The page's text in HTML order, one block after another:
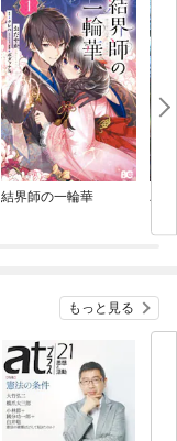
結界師の一輪華
バ
今
もっと見る